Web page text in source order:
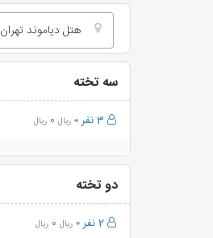
هتل دیاموند تهران
سه تخته
3 نفر 0 ریال 0 ریال
دو تخته
2 نفر 0 ریال 0 ریال